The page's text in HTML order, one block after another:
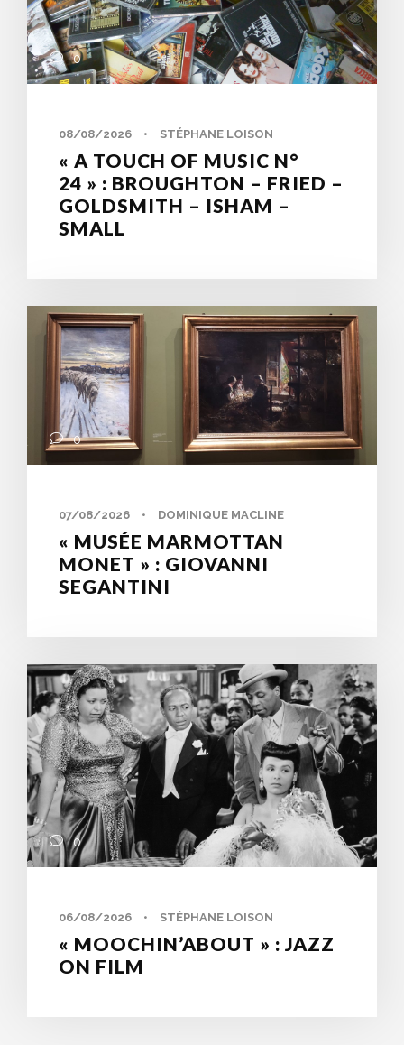
0
08/08/2026 • STÉPHANE LOISON
« A TOUCH OF MUSIC N°
24 » : BROUGHTON – FRIED –
GOLDSMITH – ISHAM –
SMALL
0
07/08/2026 • DOMINIQUE MACLINE
« MUSÉE MARMOTTAN
MONET » : GIOVANNI
SEGANTINI
0
06/08/2026 • STÉPHANE LOISON
« MOOCHIN’ABOUT » : JAZZ
ON FILM